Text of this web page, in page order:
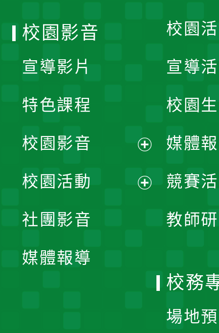
校園
宣導
校園
媒體
競賽
教師
校園影音
宣導影片
特色課程
校園影音
開
校園活動
社團影音
媒體報導
校務
場地